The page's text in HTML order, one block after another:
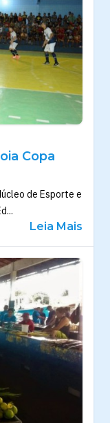
Copa
de Esporte e
Leia Mais